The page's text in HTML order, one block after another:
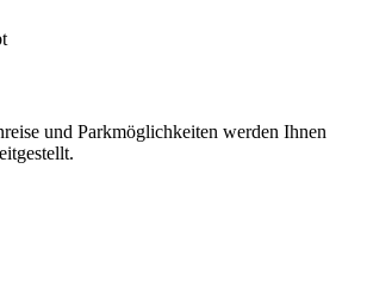
und Parkmöglichkeiten werden Ihnen